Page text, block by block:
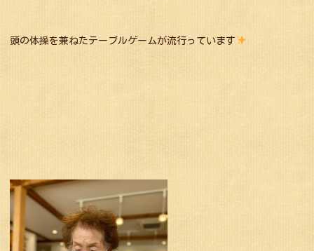
頭の体操を兼ねたテーブルゲームが流行っています